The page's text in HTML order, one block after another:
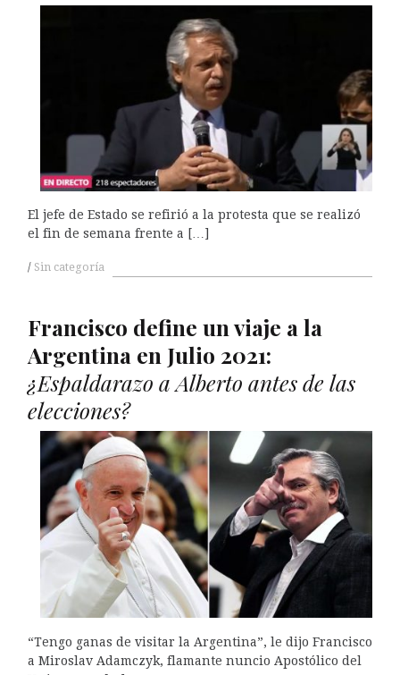
El jefe de Estado se refirió a la protesta que se realizó
el fin de semana frente a […]
Sin categoría
Francisco define un viaje a la
Argentina en Julio 2021:
¿Espaldarazo a Alberto antes de las
elecciones?
“Tengo ganas de visitar la Argentina”, le dijo Francisco
a Miroslav Adamczyk, flamante nuncio Apostólico del